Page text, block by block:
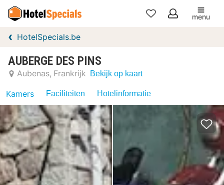
Mijn
menu
HotelSpecials.be
AUBERGE DES PINS
Aubenas Frankrijk Bekijk op kaart
Kamers Faciliteiten Hotelinformatie